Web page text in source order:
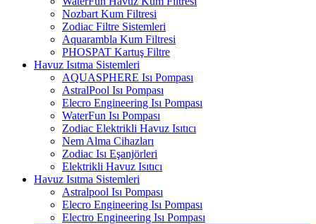
Nozbart Kum Filtresi
Zodiac Filtre Sistemleri
Aquarambla Kum Filtresi
PHOSPAT Kartuş Filtre
Havuz Isıtma Sistemleri
AQUASPHERE Isı Pompası
AstralPool Isı Pompası
Elecro Engineering Isı Pompası
WaterFun Isı Pompası
Zodiac Elektrikli Havuz Isıtıcı
Nem Alma Cihazları
Zodiac Isı Eşanjörleri
Elektrikli Havuz Isıtıcı
Havuz Isıtma Sistemleri
Astralpool Isı Pompası
Elecro Engineering Isı Pompası
Electro Engineering Isı Pompası